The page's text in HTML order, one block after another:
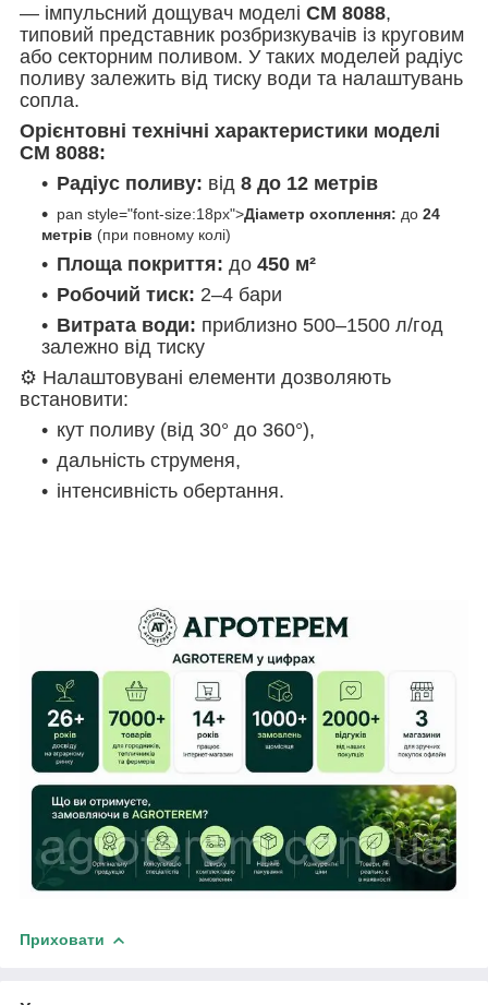
— імпульсний дощувач моделі CM 8088,
типовий представник розбризкувачів із круговим
або секторним поливом. У таких моделей радіус
поливу залежить від тиску води та налаштувань
сопла.
Орієнтовні технічні характеристики моделі
CM 8088:
Радіус поливу: від 8 до 12 метрів
pan style="font-size:18px">Діаметр охоплення: до 24
метрів (при повному колі)
Площа покриття: до 450 м²
Робочий тиск: 2–4 бари
Витрата води: приблизно 500–1500 л/год
залежно від тиску
⚙️ Налаштовувані елементи дозволяють
встановити:
кут поливу (від 30° до 360°),
дальність струменя,
інтенсивність обертання.
Приховати